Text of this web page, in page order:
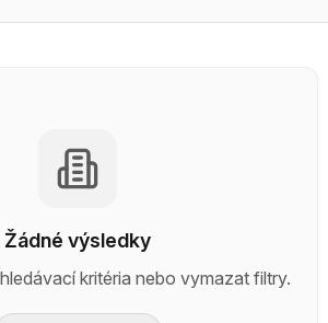
Žádné výsledky
kritéria nebo vymazat filtry.